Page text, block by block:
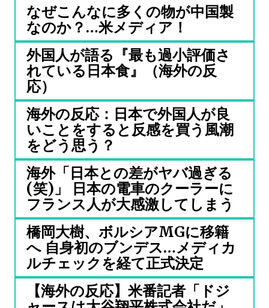
なぜこんなに多くの物が中国製
なのか？…米メディア！
外国人が語る『最も過小評価さ
れている日本食』（海外の反
応）
海外の反応：日本で外国人が良
いことをすると反感を買う風潮
をどう思う？
海外「日本との差がヤバ過ぎる
(笑)」 日本の電車のクーラーに
フランス人が大感激してしまう
橋岡大樹、ボルシアMGに移籍
へ 自身初のブンデス…メディカ
ルチェックを経て正式決定
【海外の反応】米番記者「ドジ